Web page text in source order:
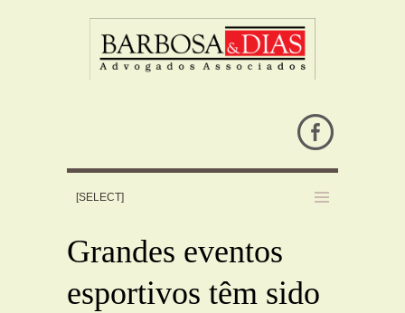
Grandes eventos
esportivos têm sido